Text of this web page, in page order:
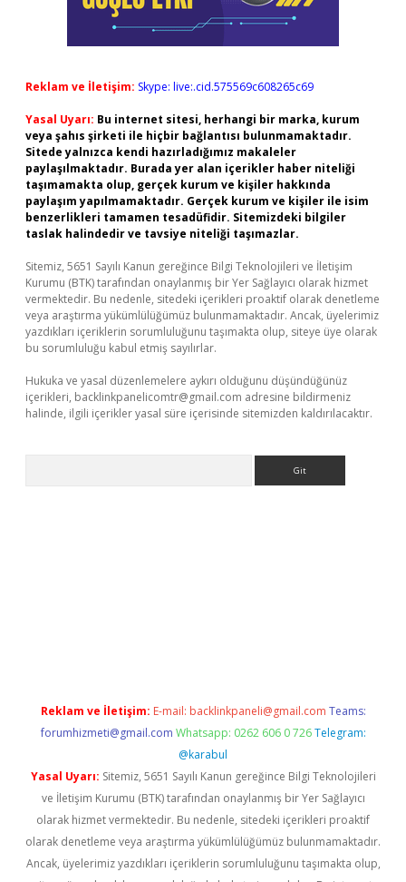
Reklam ve İletişim: Skype: live:.cid.575569c608265c69
Yasal Uyarı: Bu internet sitesi, herhangi bir marka, kurum
veya şahıs şirketi ile hiçbir bağlantısı bulunmamaktadır.
Sitede yalnızca kendi hazırladığımız makaleler
paylaşılmaktadır. Burada yer alan içerikler haber niteliği
taşımamakta olup, gerçek kurum ve kişiler hakkında
paylaşım yapılmamaktadır. Gerçek kurum ve kişiler ile isim
benzerlikleri tamamen tesadüfidir. Sitemizdeki bilgiler
taslak halindedir ve tavsiye niteliği taşımazlar.
Sitemiz, 5651 Sayılı Kanun gereğince Bilgi Teknolojileri ve İletişim
Kurumu (BTK) tarafından onaylanmış bir Yer Sağlayıcı olarak hizmet
vermektedir. Bu nedenle, sitedeki içerikleri proaktif olarak denetleme
veya araştırma yükümlülüğümüz bulunmamaktadır. Ancak, üyelerimiz
yazdıkları içeriklerin sorumluluğunu taşımakta olup, siteye üye olarak
bu sorumluluğu kabul etmiş sayılırlar.
Hukuka ve yasal düzenlemelere aykırı olduğunu düşündüğünüz
içerikleri, backlinkpanelicomtr@gmail.com adresine bildirmeniz
halinde, ilgili içerikler yasal süre içerisinde sitemizden kaldırılacaktır.
Reklam ve İletişim: E-mail: backlinkpaneli@gmail.com Teams:
forumhizmeti@gmail.com Whatsapp: 0262 606 0 726 Telegram:
@karabul
Yasal Uyarı: Sitemiz, 5651 Sayılı Kanun gereğince Bilgi Teknolojileri
ve İletişim Kurumu (BTK) tarafından onaylanmış bir Yer Sağlayıcı
olarak hizmet vermektedir. Bu nedenle, sitedeki içerikleri proaktif
olarak denetleme veya araştırma yükümlülüğümüz bulunmamaktadır.
Ancak, üyelerimiz yazdıkları içeriklerin sorumluluğunu taşımakta olup,